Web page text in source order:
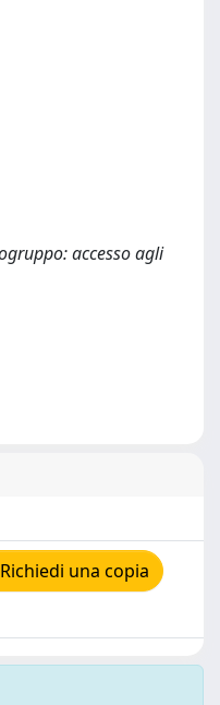
accesso agli
Richiedi una copia